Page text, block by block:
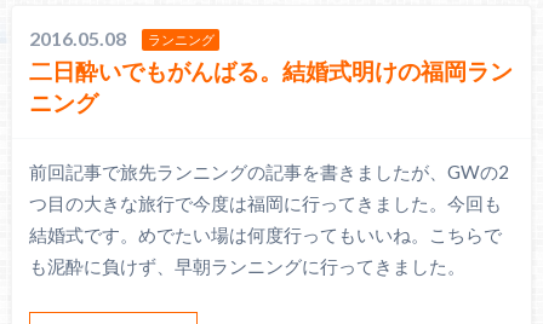
2016.05.08 ランニング
二日酔いでもがんばる。結婚式明けの福岡ラン
ニング
前回記事で旅先ランニングの記事を書きましたが、GWの2
つ目の大きな旅行で今度は福岡に行ってきました。今回も
結婚式です。めでたい場は何度行ってもいいね。こちらで
も泥酔に負けず、早朝ランニングに行ってきました。